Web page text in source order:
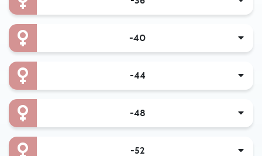
-40
-44
-48
-52